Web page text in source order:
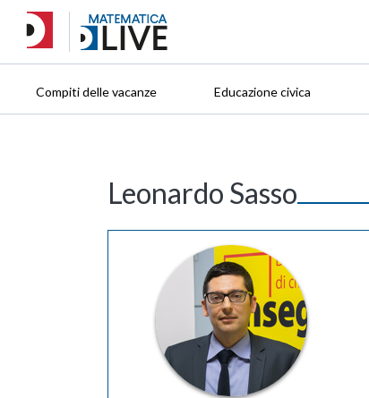
Compiti delle vacanze Educazione civica
Leonardo Sasso